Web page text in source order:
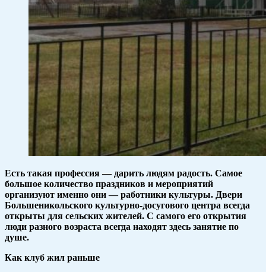
Есть такая профессия — дарить людям радость. Самое
большое количество праздников и мероприятий
организуют именно они — работники культуры. Двери
Большеникольского культурно-досугового центра всегда
открыты для сельских жителей. С самого его открытия
люди разного возраста всегда находят здесь занятие по
душе.
Как клуб жил раньше